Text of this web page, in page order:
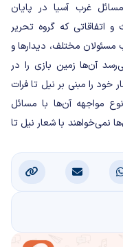
غرب آسیا در پایان
اتفاقاتی که گروه تحریر
مسئولان مختلف، دیدارها و
آن‌ها زمین بازی را در
خود را مبنی بر نیل تا فرات
مواجهه آن‌ها با مسائل
نمی‌خواهند با شعار نیل تا